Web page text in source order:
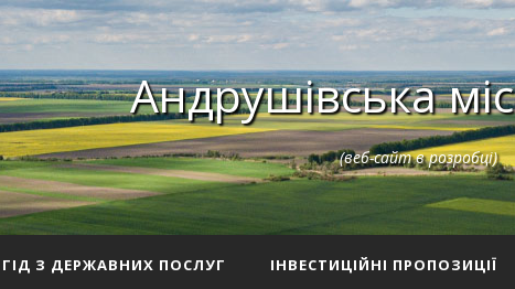
Андрушівська
(веб-сайт в розробці)
ГІД З ДЕРЖАВНИХ ПОСЛУГ ІНВЕСТИЦІЙНІ ПРОПОЗИЦІЇ